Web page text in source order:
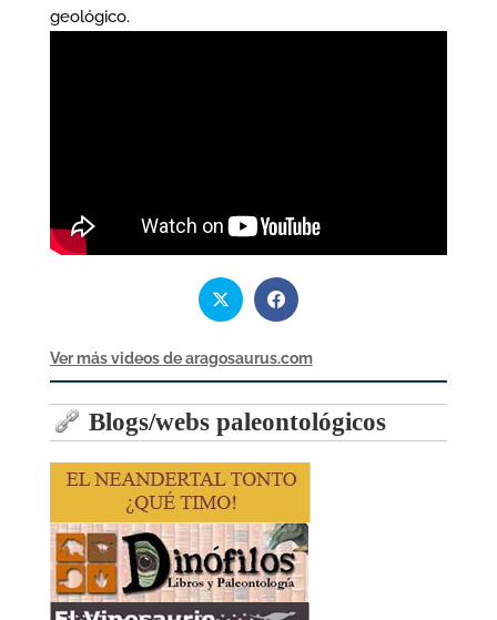
geológico.
Ver más videos de aragosaurus.com
Blogs/webs paleontológicos